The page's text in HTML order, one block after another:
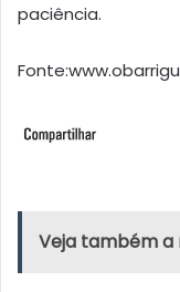
paciência.
Veja também